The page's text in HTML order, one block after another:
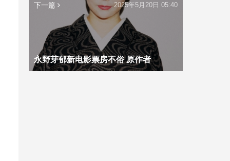
下一篇
永野芽郁新电影票房不俗 原作者
2025年5月20日 05:40